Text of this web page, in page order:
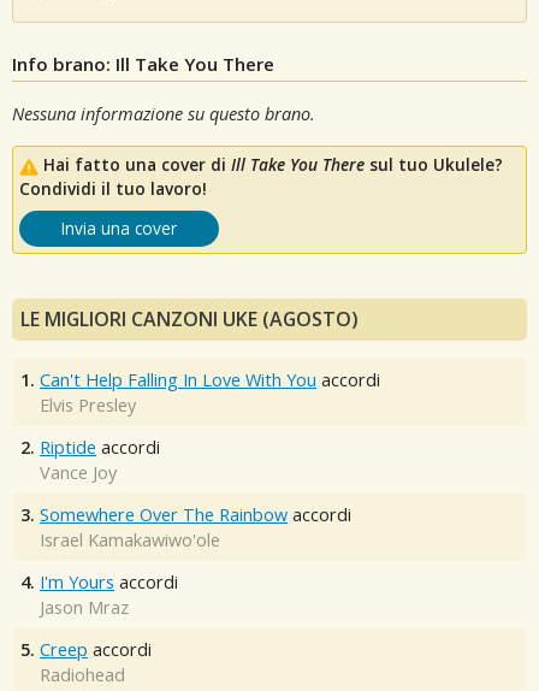
Info brano: Ill Take You There
Nessuna informazione su questo brano.
Hai fatto una cover di Ill Take You There sul tuo Ukulele?
Condividi il tuo lavoro!
Invia una cover
LE MIGLIORI CANZONI UKE (AGOSTO)
1. Can't Help Falling In Love With You accordi
Elvis Presley
2. Riptide accordi
Vance Joy
3. Somewhere Over The Rainbow accordi
Israel Kamakawiwo'ole
4. I'm Yours accordi
Jason Mraz
5. Creep accordi
Radiohead